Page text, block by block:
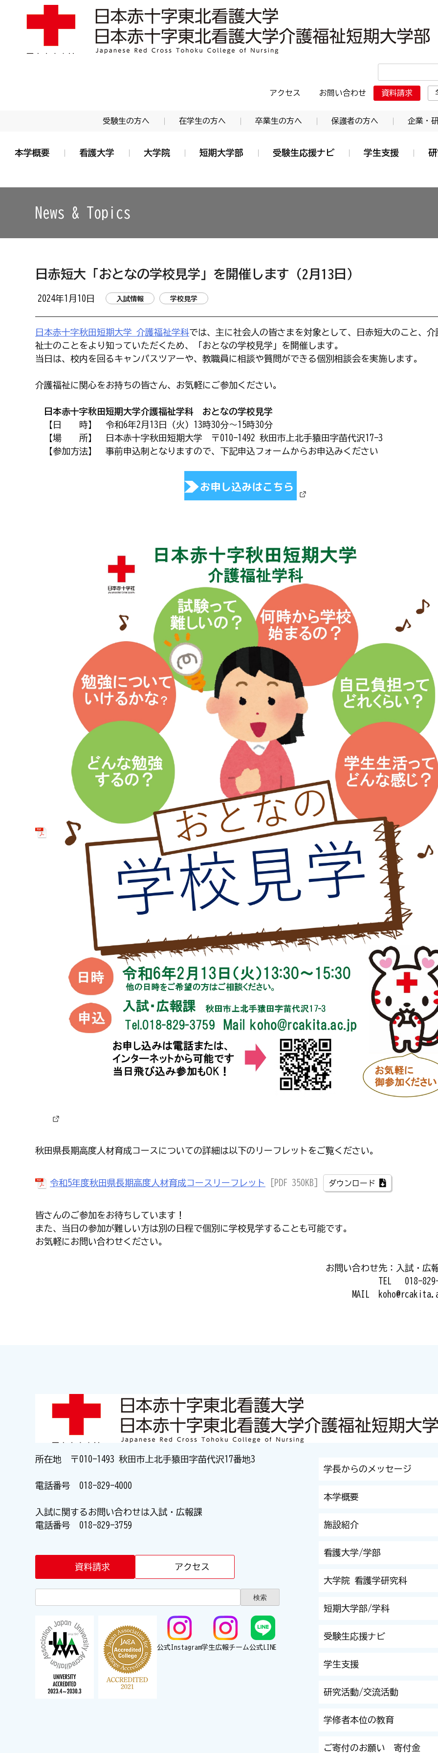
学校法人 日本赤十字学園 日本赤十字東北看護大学・日本赤十字東北看護大学介護福祉短期大学部
アクセス お問い合わせ 資料請求
受験生の方へ 在学生の方へ 卒業生の方へ 保護者の方へ 企業・
本学概要 看護大学 大学院 短期大学部 受験生応援ナビ 学生支援
News & Topics
日赤短大「おとなの学校見学」を開催します（2月13日）
2024年1月10日 入試情報 学校見学
日本赤十字秋田短期大学 介護福祉学科では、主に社会人の皆さまを対象として、日赤短大のこと、介
祉士のことをより知っていただくため、「おとなの学校見学」を開催します。
当日は、校内を回るキャンパスツアーや、教職員に相談や質問ができる個別相談会を実施します。
介護福祉に関心をお持ちの皆さん、お気軽にご参加ください。
日本赤十字秋田短期大学介護福祉学科 おとなの学校見学
【日 時】 令和6年2月13日（火）13時30分～15時30分
【場 所】 日本赤十字秋田短期大学 〒010-1492 秋田市上北手猿田字苗代沢17-3
【参加方法】 事前申込制となりますので、下記申込フォームからお申込みください
秋田県長期高度人材育成コースについての詳細は以下のリーフレットをご覧ください。
令和5年度秋田県長期高度人材育成コースリーフレット [PDF 350KB] ダウンロード
皆さんのご参加をお待ちしています！
また、当日の参加が難しい方は別の日程で個別に学校見学することも可能です。
お気軽にお問い合わせください。
お問い合わせ先：入試・
TEL 018-
MAIL
所在地 〒010-1493 秋田市上北手猿田字苗代沢17番地3
電話番号 018-829-4000
入試に関するお問い合わせは入試・広報課
電話番号 018-829-3759
資料請求 アクセス
公式Instagram学生広報チーム公式LINE
学長からのメッセージ
本学概要
施設紹介
看護大学/学部
大学院 看護学研究科
短期大学部/学科
受験生応援ナビ
学生支援
研究活動/交流活動
学修者本位の教育
ご寄付のお願い 寄付金